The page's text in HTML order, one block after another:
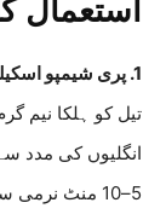
استعمال
1. پری شیمپو اسکیلپ ٹریٹمنٹ (سب سے مؤثر)
تیل کو ہلکا نیم
انگلیوں کی مدد
5–10 منٹ نرمی سے مالش کریں۔